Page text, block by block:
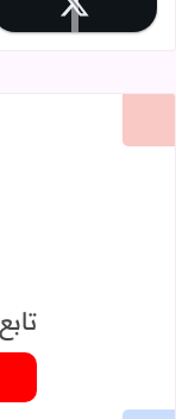
تابعنا على x